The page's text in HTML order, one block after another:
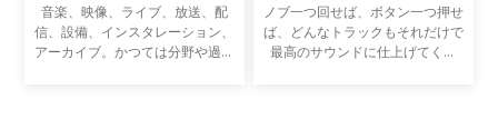
音楽、映像、ライブ、放送、配
信、設備、インスタレーション、
アーカイブ。かつては分野や過程
ノブ一つ回せば、ボタン一つ押せ
ば、どんなトラックもそれだけで
最高のサウンドに仕上げてくれ